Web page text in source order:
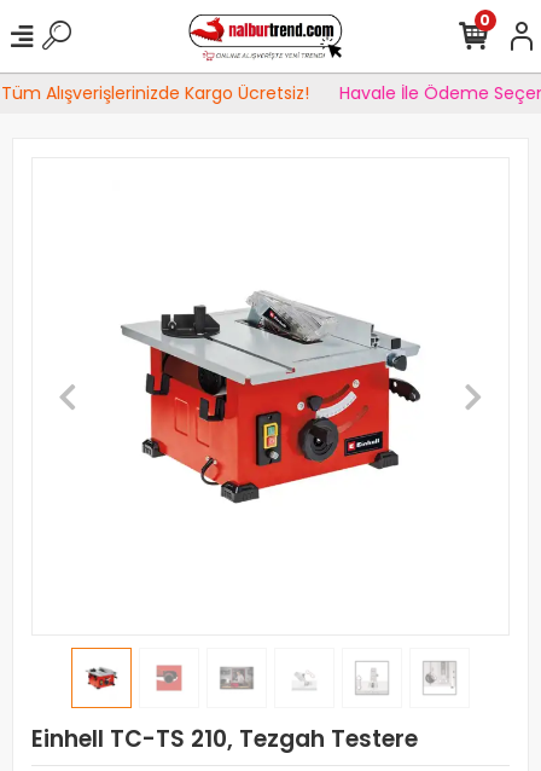
Alışverişlerinizde Kargo Ücretsiz! Havale İle Ödeme
0
Einhell TC-TS 210, Tezgah Testere